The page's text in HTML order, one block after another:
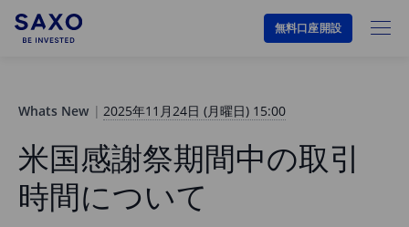
無料口座開設
Whats New 2025年11月24日 (月曜日) 15:00
米国感謝祭期間中の取引
時間について